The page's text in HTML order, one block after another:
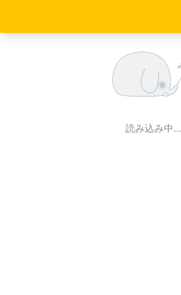
読み込み中…